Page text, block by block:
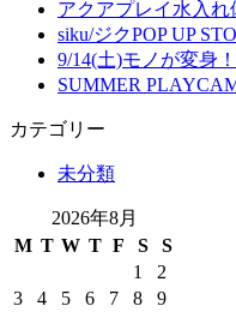
アクアプレイ水入れ
siku/ジクPOP UP
9/14(土)モノが変身
SUMMER
カテゴリー
未分類
2026年8月
M T W T F S
S
1
2
3
4 5 6 7 8
9